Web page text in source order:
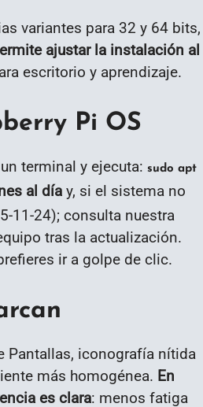
variantes para 32 y 64 bits,
ajustar la instalación al
escritorio y aprendizaje.
Pi OS
terminal y ejecuta: sudo apt
al día y, si el sistema no
11-24); consulta nuestra
tras la actualización.
ir a golpe de clic.
Pantallas, iconografía nítida
más homogénea. En
es clara: menos fatiga